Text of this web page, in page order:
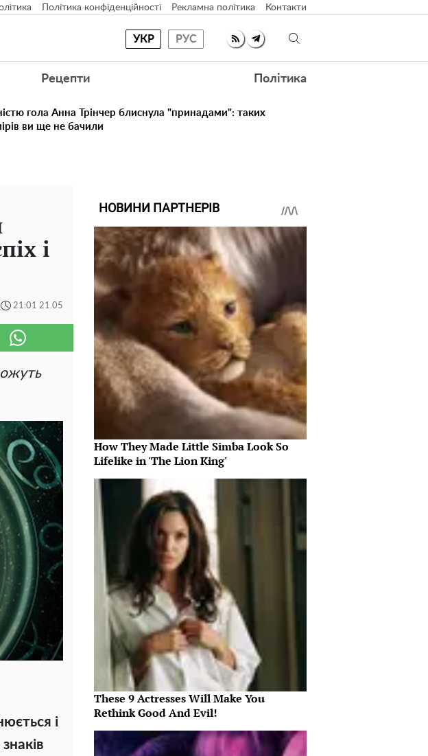
Політика конфіденційності Рекламна політика Контакти
УКР РУС
Рецепти Політика
гола Анна Трінчер блиснула "принадами": таких
ви ще не бачили
і
21:01 21.05
і
НОВИНИ ПАРТНЕРІВ
How They Made Little Simba Look So
Lifelike in 'The Lion King'
These 9 Actresses Will Make You
Rethink Good And Evil!